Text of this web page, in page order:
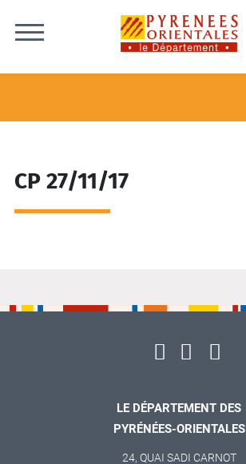
CP 27/11/17
LE DÉPARTEMENT DES
PYRÉNÉES-ORIENTALES
24, QUAI SADI CARNOT